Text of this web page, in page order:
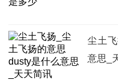
尘土
意思_